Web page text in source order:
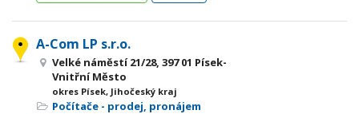
A-Com LP s.r.o.
Velké náměstí 21/28, 397 01 Písek-
Vnitřní Město
okres Písek, Jihočeský kraj
Počítače - prodej, pronájem